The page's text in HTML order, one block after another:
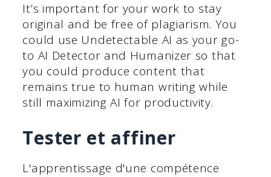
It’s important for your work to stay
original and be free of plagiarism. You
could use Undetectable AI as your go-
to AI Detector and Humanizer so that
you could produce content that
remains true to human writing while
still maximizing AI for productivity.
Tester et affiner
L'apprentissage d'une compétence